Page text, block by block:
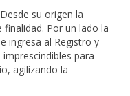
su origen la
Por un lado la
ingresa al Registro y
para
agilizando la